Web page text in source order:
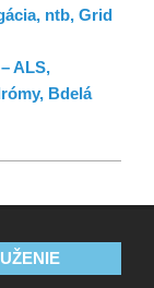
ntb, Grid
ALS,
Bdelá